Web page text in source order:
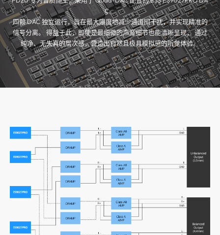
C。
四颗 DAC 独立运行，旨在最大限度地减少通道间干扰，并实现精准的
信号分离。 得益于此，即使是最细微的声音细节也能清晰呈现， 通过
纯净、无失真的层次感，营造出自然且极具模拟感的听觉体验。